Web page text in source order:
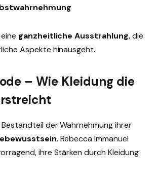
ganzheitliche Ausstrahlung, die
Aspekte hinausgeht.
– Wie Kleidung die
der Wahrnehmung ihrer
. Rebecca Immanuel
ihre Stärken durch Kleidung